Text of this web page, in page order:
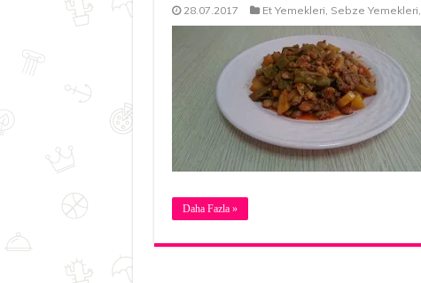
28.07.2017 Et Yemekleri, Sebze Yemekleri,
Daha Fazla »